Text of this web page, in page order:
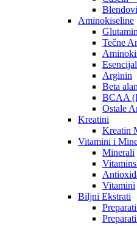
Aminokiseline
Tečne
Arginin
Beta
BCAA
Ostale
Kreatini
Kreatin
Vitamini i
Minerali
Vitamini
Biljni Ekstrati